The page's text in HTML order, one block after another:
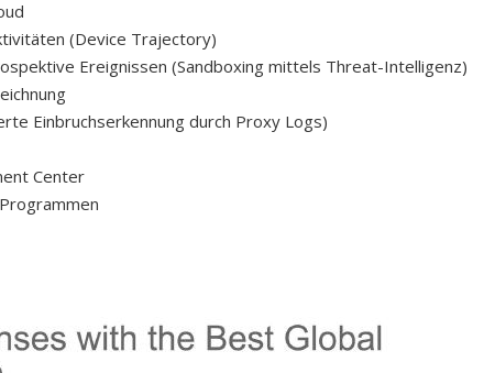
(Device Trajectory)
Ereignissen (Sandboxing mittels Threat-Intelligenz)
Einbruchserkennung durch Proxy Logs)
Center